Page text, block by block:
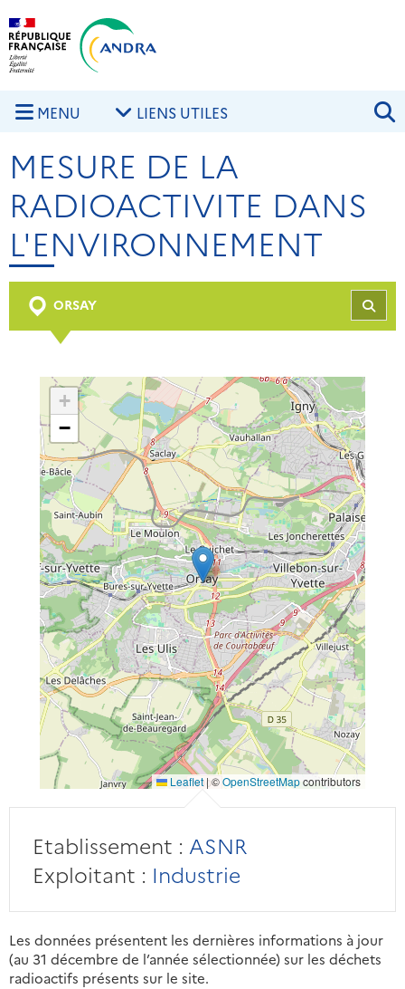
Aller au contenu principal
MENU LIENS UTILES
MESURE DE LA
RADIOACTIVITE DANS
L'ENVIRONNEMENT
ORSAY
+
−
Leaflet |©OpenStreetMapcontributors
Etablissement : ASNR
Exploitant : Industrie
Les données présentent les dernières informations à jour
(au 31 décembre de l’année sélectionnée) sur les déchets
radioactifs présents sur le site.